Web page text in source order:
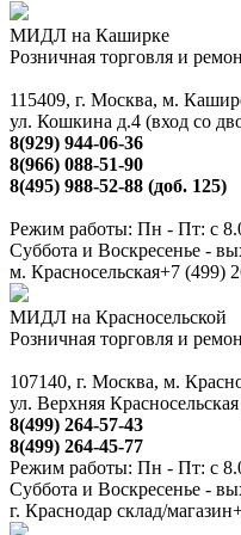
МИДЛ на Каширке
Розничная торговля и
115409, г. Москва, м.
ул. Кошкина д.4 (вход со
8(929) 944-06-36
8(966) 088-51-90
8(495) 988-52-88 (доб. 125)
Режим работы: Пн - Пт: с
Суббота и Воскресенье -
м. Красносельская+7 (499)
МИДЛ на Красносельской
Розничная торговля и
107140, г. Москва, м.
ул. Верхняя
8(499) 264-57-43
8(499) 264-45-77
Режим работы: Пн - Пт: с
Суббота и Воскресенье -
г. Краснодар склад/магазин